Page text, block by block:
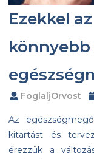
Ezekkel
könnyebb
FoglaljOrvost
Az
kitartást és
érezzük a